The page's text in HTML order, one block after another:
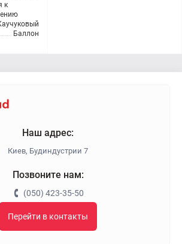
к
Баллон
Наш адрес:
Киев, Будиндустрии 7
Позвоните нам:
(050) 423-35-50
Перейти в контакты